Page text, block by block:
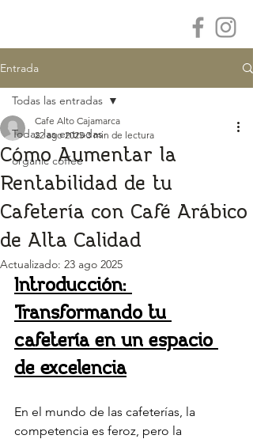
Entrada
Todas las entradas
organic coffee
Todas las entradas
Cómo Aumentar la
Rentabilidad de tu
Cafetería con Café Arábico
de Alta Calidad
Cafe Alto Cajamarca
22 ago 2025 3 min de lectura
Actualizado: 23 ago 2025
Introducción:
Transformando tu
cafetería en un espacio
de excelencia
En el mundo de las cafeterías, la
competencia es feroz, pero la